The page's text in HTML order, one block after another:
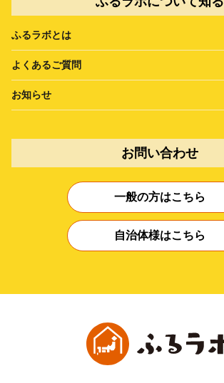
ふるラボとは
よくあるご質問
お知らせ
お問い合わせ
一般の方はこちら
自治体様はこちら